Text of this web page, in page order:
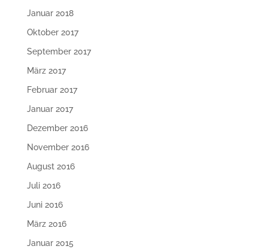
Januar 2018
Oktober 2017
September 2017
März 2017
Februar 2017
Januar 2017
Dezember 2016
November 2016
August 2016
Juli 2016
Juni 2016
März 2016
Januar 2015